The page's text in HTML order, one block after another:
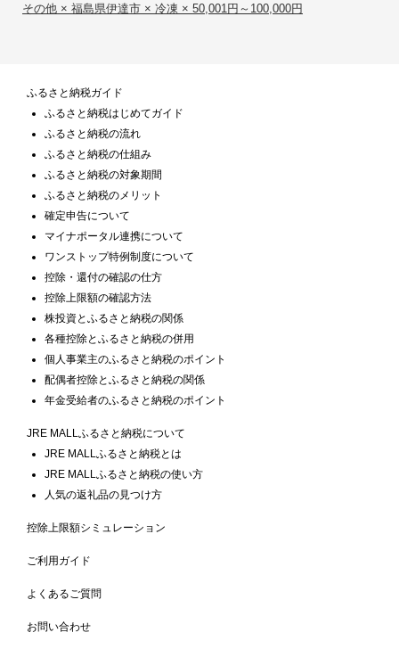
その他 × 福島県伊達市 × 冷凍 × 50,001円～100,000円
ふるさと納税ガイド
ふるさと納税はじめてガイド
ふるさと納税の流れ
ふるさと納税の仕組み
ふるさと納税の対象期間
ふるさと納税のメリット
確定申告について
マイナポータル連携について
ワンストップ特例制度について
控除・還付の確認の仕方
控除上限額の確認方法
株投資とふるさと納税の関係
各種控除とふるさと納税の併用
個人事業主のふるさと納税のポイント
配偶者控除とふるさと納税の関係
年金受給者のふるさと納税のポイント
JRE MALLふるさと納税について
JRE MALLふるさと納税とは
JRE MALLふるさと納税の使い方
人気の返礼品の見つけ方
控除上限額シミュレーション
ご利用ガイド
よくあるご質問
お問い合わせ